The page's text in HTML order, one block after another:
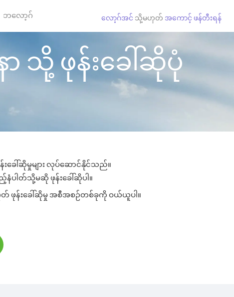
ဘလော့ဂ် လော့ဂ်အင် သို့မဟုတ် အကောင့် ဖန်တီးရန်
သို့ ဖုန်းခေါ်ဆိုပုံ
းခေါ်ဆိုမှုများ လုပ်ဆောင်နိုင်သည်။
နံပါတ်သို့မဆို ဖုန်းခေါ်ဆိုပါ။
တ် ဖုန်းခေါ်ဆိုမှု အစီအစဉ်တစ်ခုကို ဝယ်ယူပါ။